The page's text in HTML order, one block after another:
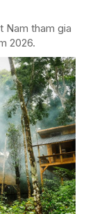
Nam tham gia
2026.